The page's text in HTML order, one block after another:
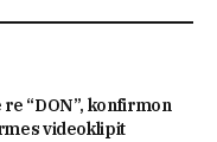
“DON”, konfirmon
videoklipit